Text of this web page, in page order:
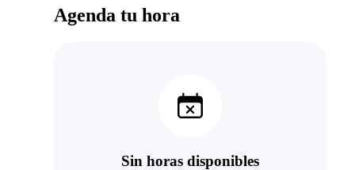
Agenda tu hora
Sin horas disponibles